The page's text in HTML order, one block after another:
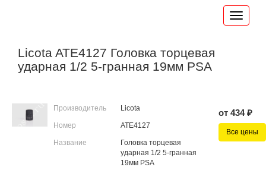
Licota ATE4127 Головка торцевая
ударная 1/2 5-гранная 19мм PSA
Производитель Licota
Номер ATE4127
Название
Головка торцевая
ударная 1/2 5-гранная
19мм PSA
от 434 ₽
Все цены